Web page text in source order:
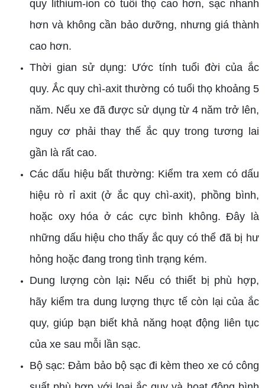
quy lithium-ion có tuổi thọ cao hơn, sạc nhanh
hơn và không cần bảo dưỡng, nhưng giá thành
cao hơn.
Thời gian sử dụng: Ước tính tuổi đời của ắc
quy. Ắc quy chì-axit thường có tuổi thọ khoảng 5
năm. Nếu xe đã được sử dụng từ 4 năm trở lên,
nguy cơ phải thay thế ắc quy trong tương lai
gần là rất cao.
Các dấu hiệu bất thường: Kiểm tra xem có dấu
hiệu rò rỉ axit (ở ắc quy chì-axit), phồng bình,
hoặc oxy hóa ở các cực bình không. Đây là
những dấu hiệu cho thấy ắc quy có thể đã bị hư
hỏng hoặc đang trong tình trạng kém.
Dung lượng còn lại: Nếu có thiết bị phù hợp,
hãy kiểm tra dung lượng thực tế còn lại của ắc
quy, giúp bạn biết khả năng hoạt động liên tục
của xe sau mỗi lần sạc.
Bộ sạc: Đảm bảo bộ sạc đi kèm theo xe có công